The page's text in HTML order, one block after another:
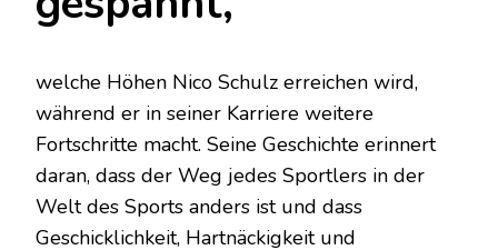
welche Höhen Nico Schulz erreichen wird,
während er in seiner Karriere weitere
Fortschritte macht. Seine Geschichte erinnert
daran, dass der Weg jedes Sportlers in der
Welt des Sports anders ist und dass
Geschicklichkeit, Hartnäckigkeit und